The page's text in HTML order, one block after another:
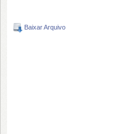
Baixar Arquivo